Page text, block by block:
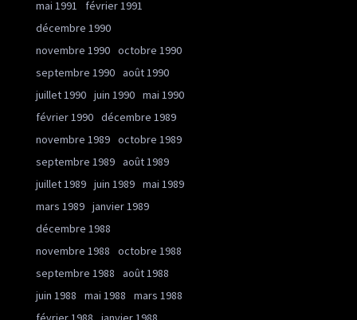
mai 1991
février 1991
décembre 1990
novembre 1990 octobre 1990
septembre 1990 août 1990
juillet 1990 juin 1990 mai 1990
février 1990 décembre 1989
novembre 1989 octobre 1989
septembre 1989 août 1989
juillet 1989 juin 1989 mai 1989
mars 1989 janvier 1989
décembre 1988
novembre 1988
octobre 1988
septembre 1988
août 1988
juin 1988
mai 1988
mars 1988